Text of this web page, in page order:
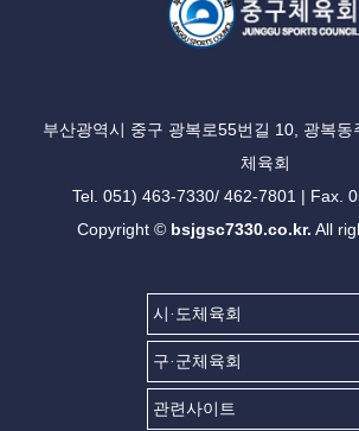
부산광역시 중구 광복로55번길 10, 광복동
체육회
Tel. 051) 463-7330/ 462-7801 | Fax.
Copyright © bsjgsc7330.co.kr. All